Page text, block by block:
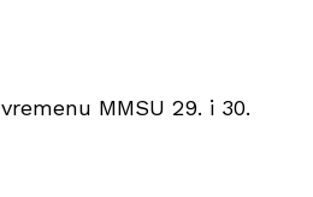
MMSU 29. i 30.